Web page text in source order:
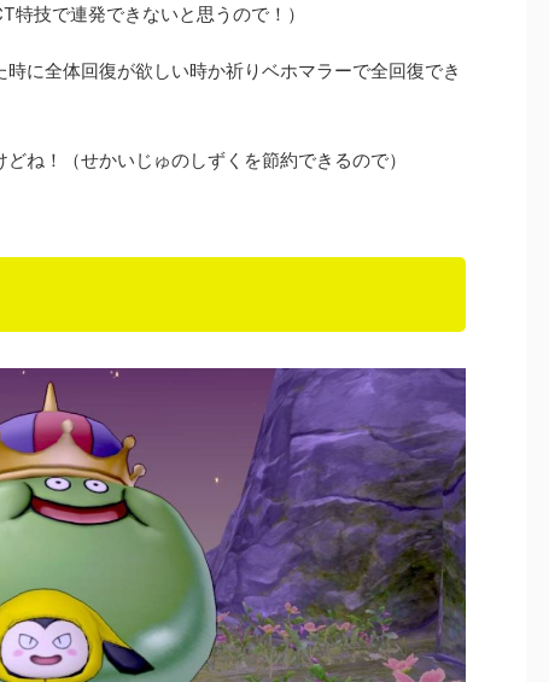
技で連発できないと思うので！）
に全体回復が欲しい時か祈りベホマラーで全回復でき
ね！（せかいじゅのしずくを節約できるので）